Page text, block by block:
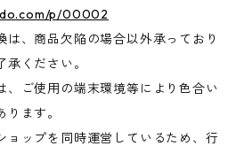
p/00002
は、商品欠陥の場合以外承っており
ください。
、ご使用の端末環境等により色合い
ます。
ョップを同時運営しているため、行